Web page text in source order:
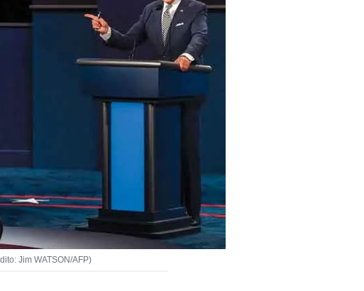
Jim WATSON/AFP)